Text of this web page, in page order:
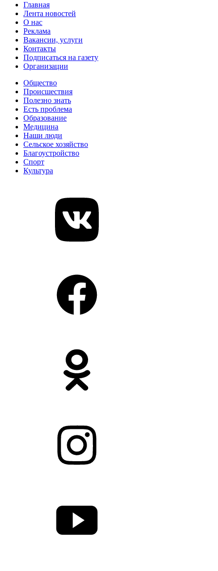
Главная
Лента новостей
О нас
Реклама
Вакансии, услуги
Контакты
Подписаться на газету
Организации
Общество
Происшествия
Полезно знать
Есть проблема
Образование
Медицина
Наши люди
Сельское хозяйство
Благоустройство
Спорт
Культура